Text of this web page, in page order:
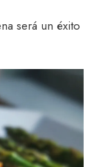
será un éxito